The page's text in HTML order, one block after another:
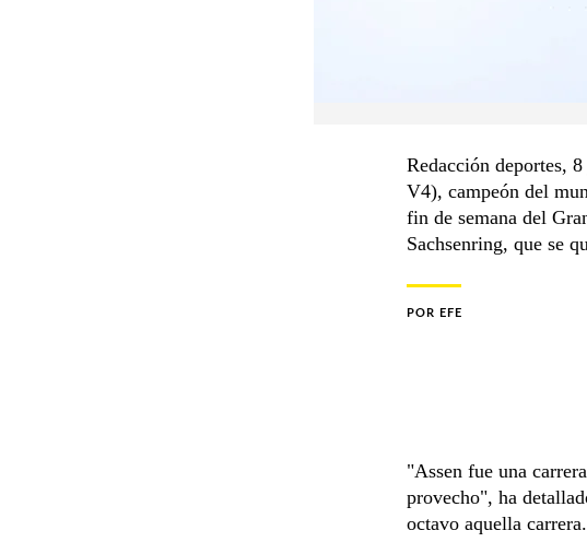
Redacción deportes,
V4), campeón del
fin de semana del
Sachsenring, que se
POR EFE
"Assen fue una
provecho", ha
octavo aquella carrera.